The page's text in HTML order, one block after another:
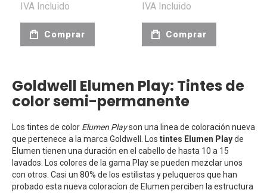
IVA Incluido
Comprar
IVA Incluido
Comprar
Goldwell Elumen Play: Tintes de
color semi-permanente
Los tintes de color Elumen Playson una linea de coloración nueva
que pertenece a la marca Goldwell. Los tintes Elumen Playde
Elumen tienen una duración en el cabello de hasta 10 a 15
lavados. Los colores de la gama Play se pueden mezclar unos
con otros. Casi un 80% de los estilistas y peluqueros que han
probado esta nueva coloracíon de Elumen perciben la estructura